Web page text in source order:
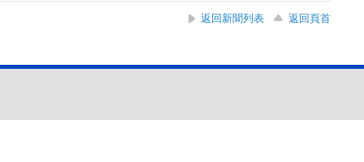
返回新聞列表 返回頁首